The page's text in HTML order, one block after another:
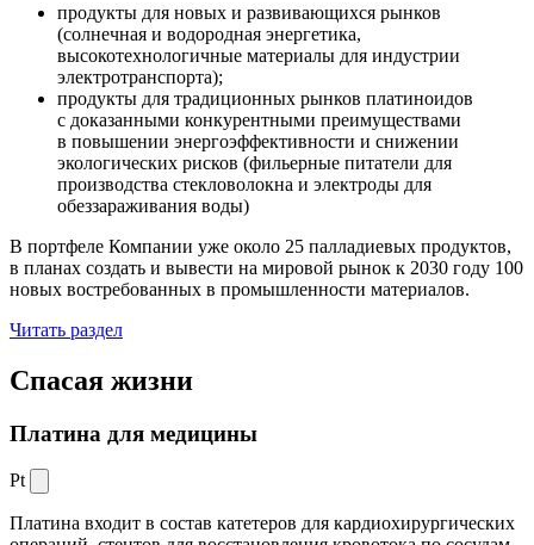
продукты для новых и развивающихся рынков
(солнечная и водородная энергетика,
высокотехнологичные материалы для индустрии
электротранспорта);
продукты для традиционных рынков платиноидов
с доказанными конкурентными преимуществами
в повышении энергоэффективности и снижении
экологических рисков (фильерные питатели для
производства стекловолокна и электроды для
обеззараживания воды)
В портфеле Компании уже около 25 палладиевых продуктов,
в планах создать и вывести на мировой рынок к 2030 году 100
новых востребованных в промышленности материалов.
Читать раздел
Спасая жизни
Платина для медицины
Pt
Платина входит в состав катетеров для кардиохирургических